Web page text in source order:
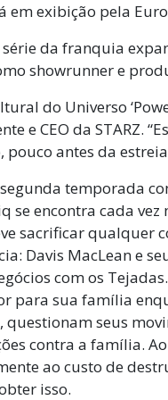
em exibição pela
da franquia
showrunner e
do Universo
e CEO da
antes da
temporada
se encontra cada
sacrificar qualquer
Davis MacLean e
com os
para sua família
questionam seus
contra a família.
ao custo de
isso.